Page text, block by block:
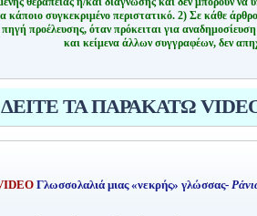
κάποιο συγκεκριμένο περιστατικό. 2) Σε κάθε
προέλευσης, όταν πρόκειται για
και κείμενα άλλων συγγραφέων, δεν
ΤΑ ΠΑΡΑΚΑΤΩ
Γλωσσολαλιά μιας «νεκρής» γλώσσας-